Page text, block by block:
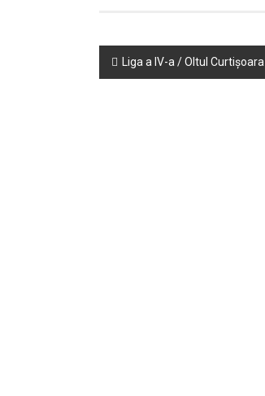
Post
navigation
Liga a IV-a / Oltul